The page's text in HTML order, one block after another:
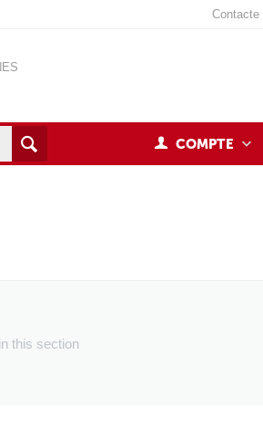
Contacte
COMPTE
this section